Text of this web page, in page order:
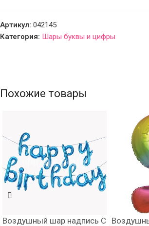
Артикул: 042145
Категория: Шары буквы и цифры
Похожие товары
Воздушный шар надпись С